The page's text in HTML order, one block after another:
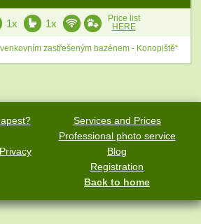
1x 1x
Price list
HERE
zastřešeným bazénem - Konopiště“
Services and Prices
Professional photo service
Blog
Registration
Back to home